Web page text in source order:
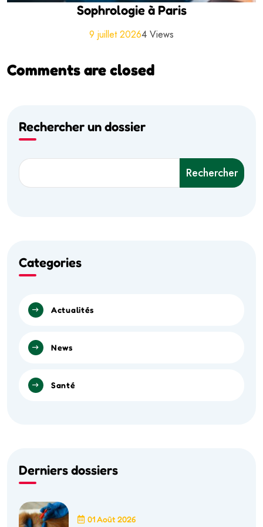
Sophrologie à Paris
9 juillet 20264 Views
Comments are closed
Rechercher un dossier
Rechercher
Categories
Actualités
News
Santé
Derniers dossiers
01 Août 2026